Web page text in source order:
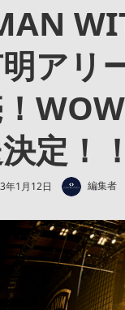
アリ
定！！
年1月12日 著者 編集者